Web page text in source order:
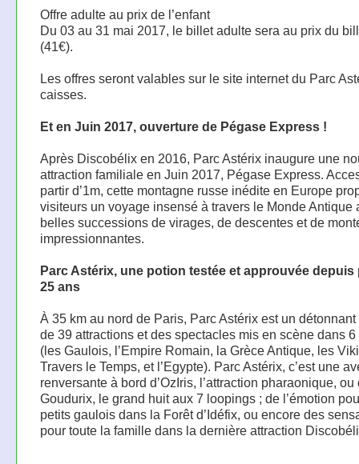
Offre adulte au prix de l’enfant
Du 03 au 31 mai 2017, le billet adulte sera au prix du
(41€).
Les offres seront valables sur le site internet du Parc
caisses.
Et en Juin 2017, ouverture de Pégase Express !
Après Discobélix en 2016, Parc Astérix inaugure une
attraction familiale en Juin 2017, Pégase Express.
partir d’1m, cette montagne russe inédite en Europe
visiteurs un voyage insensé à travers le Monde Antique
belles successions de virages, de descentes et de
impressionnantes.
Parc Astérix, une potion testée et approuvée depuis
25 ans
À 35 km au nord de Paris, Parc Astérix est un
de 39 attractions et des spectacles mis en scène dans
(les Gaulois, l’Empire Romain, la Grèce Antique, les
Travers le Temps, et l’Egypte). Parc Astérix, c’est une
renversante à bord d’OzIris, l’attraction pharaonique, ou
Goudurix, le grand huit aux 7 loopings ; de l’émotion
petits gaulois dans la Forêt d’Idéfix, ou encore des
pour toute la famille dans la dernière attraction